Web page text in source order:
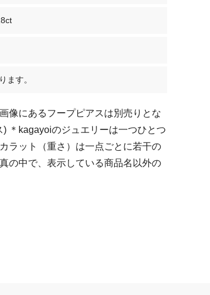
ます。
像にあるフープピアスは別売りとな
＊kagayoiのジュエリーは一つひとつ
ラット（重さ）は一点ごとに若干の
の中で、表示している商品名以外の